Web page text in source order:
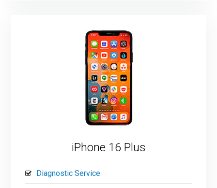
iPhone 16 Plus
Diagnostic Service